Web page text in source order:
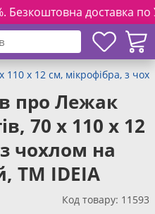
доставка по
110 x 12 см, мікрофібра, з
про Лежак
70 x 110 x 12
чохлом на
ТМ IDEIA
Код товару: 11593